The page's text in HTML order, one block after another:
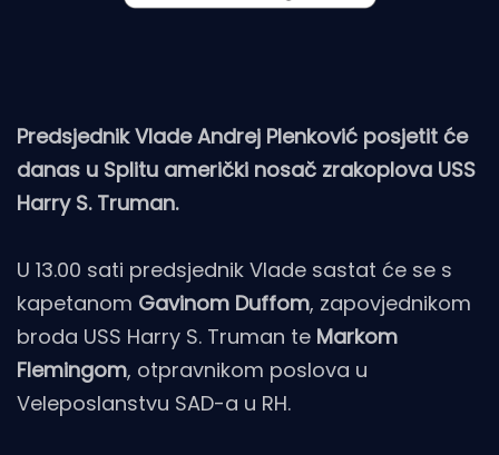
Predsjednik Vlade Andrej Plenković posjetit će
danas u Splitu američki nosač zrakoplova USS
Harry S. Truman.
U 13.00 sati predsjednik Vlade sastat će se s
kapetanom Gavinom Duffom, zapovjednikom
broda USS Harry S. Truman te Markom
Flemingom, otpravnikom poslova u
Veleposlanstvu SAD-a u RH.